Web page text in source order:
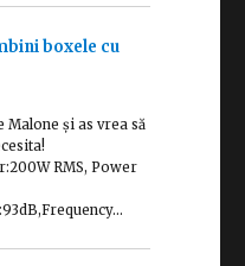
boxele cu
Malone și as vrea să
RMS, Power